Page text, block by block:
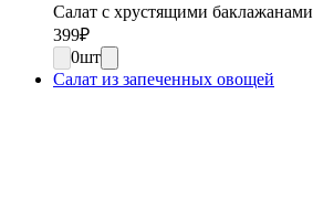
Салат с хрустящими баклажанами
399₽
0шт
Салат из запеченных овощей